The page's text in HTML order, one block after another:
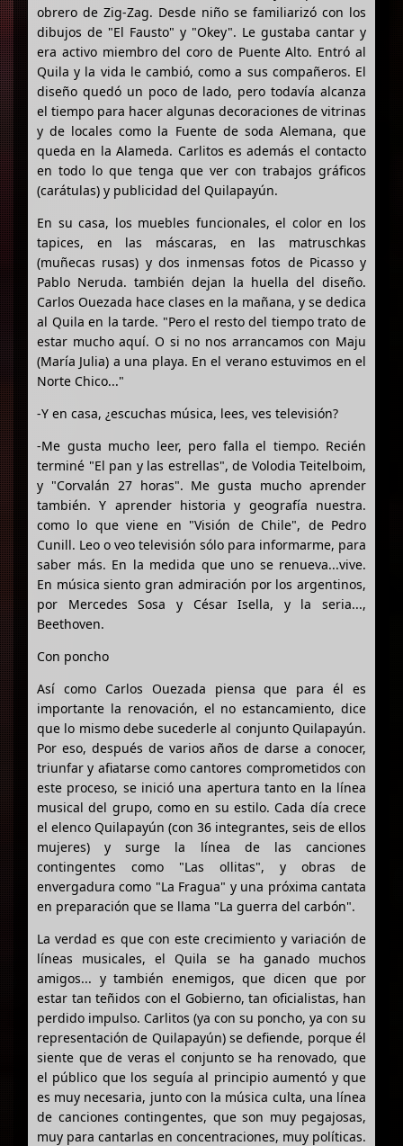
obrero de Zig-Zag. Desde niño se familiarizó con los
dibujos de "El Fausto" y "Okey". Le gustaba cantar y
era activo miembro del coro de Puente Alto. Entró al
Quila y la vida le cambió, como a sus compañeros. El
diseño quedó un poco de lado, pero todavía alcanza
el tiempo para hacer algunas decoraciones de vitrinas
y de locales como la Fuente de soda Alemana, que
queda en la Alameda. Carlitos es además el contacto
en todo lo que tenga que ver con trabajos gráficos
(carátulas) y publicidad del Quilapayún.
En su casa, los muebles funcionales, el color en los
tapices, en las máscaras, en las matruschkas
(muñecas rusas) y dos inmensas fotos de Picasso y
Pablo Neruda. también dejan la huella del diseño.
Carlos Ouezada hace clases en la mañana, y se dedica
al Quila en la tarde. "Pero el resto del tiempo trato de
estar mucho aquí. O si no nos arrancamos con Maju
(María Julia) a una playa. En el verano estuvimos en el
Norte Chico..."
-Y en casa, ¿escuchas música, lees, ves televisión?
-Me gusta mucho leer, pero falla el tiempo. Recién
terminé "El pan y las estrellas", de Volodia Teitelboim,
y "Corvalán 27 horas". Me gusta mucho aprender
también. Y aprender historia y geografía nuestra.
como lo que viene en "Visión de Chile", de Pedro
Cunill. Leo o veo televisión sólo para informarme, para
saber más. En la medida que uno se renueva...vive.
En música siento gran admiración por los argentinos,
por Mercedes Sosa y César Isella, y la seria...,
Beethoven.
Con poncho
Así como Carlos Ouezada piensa que para él es
importante la renovación, el no estancamiento, dice
que lo mismo debe sucederle al conjunto Quilapayún.
Por eso, después de varios años de darse a conocer,
triunfar y afiatarse como cantores comprometidos con
este proceso, se inició una apertura tanto en la línea
musical del grupo, como en su estilo. Cada día crece
el elenco Quilapayún (con 36 integrantes, seis de ellos
mujeres) y surge la línea de las canciones
contingentes como "Las ollitas", y obras de
envergadura como "La Fragua" y una próxima cantata
en preparación que se llama "La guerra del carbón".
La verdad es que con este crecimiento y variación de
líneas musicales, el Quila se ha ganado muchos
amigos... y también enemigos, que dicen que por
estar tan teñidos con el Gobierno, tan oficialistas, han
perdido impulso. Carlitos (ya con su poncho, ya con su
representación de Quilapayún) se defiende, porque él
siente que de veras el conjunto se ha renovado, que
el público que los seguía al principio aumentó y que
es muy necesaria, junto con la música culta, una línea
de canciones contingentes, que son muy pegajosas,
muy para cantarlas en concentraciones, muy políticas.